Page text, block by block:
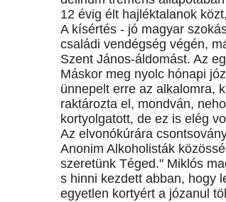
12 évig élt hajléktalanok
A kísértés - jó magyar
családi vendégség végén,
Szent János-áldomást. Az
Máskor meg nyolc hónapi
ünnepelt erre az alkalomra,
raktározta el, mondván,
kortyolgatott, de ez is elég
Az elvonókúrára
Anonim Alkoholisták
szeretünk Téged." Miklós
s hinni kezdett abban, hogy
egyetlen kortyért a józanul